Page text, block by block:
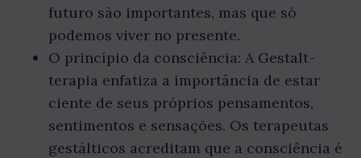
futuro são importantes, mas que só
podemos viver no presente.
O princípio da consciência: A Gestalt-
terapia enfatiza a importância de estar
ciente de seus próprios pensamentos,
sentimentos e sensações. Os terapeutas
gestálticos acreditam que a consciência é